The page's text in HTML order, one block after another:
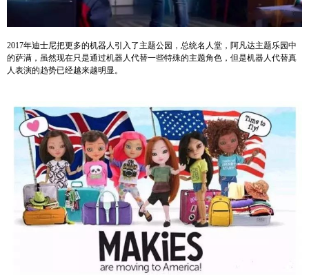
2017年迪士尼把更多的机器人引入了主题公园，总统名人堂，阿凡达主题乐园中
的萨满，虽然现在只是通过机器人代替一些特殊的主题角色，但是机器人代替真
人表演的趋势已经越来越明显。